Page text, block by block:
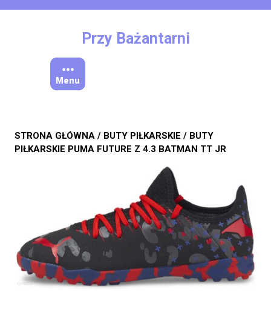
Przy Bażantarni
Menu
STRONA GŁÓWNA / BUTY PIŁKARSKIE / BUTY
PIŁKARSKIE PUMA FUTURE Z 4.3 BATMAN TT JR